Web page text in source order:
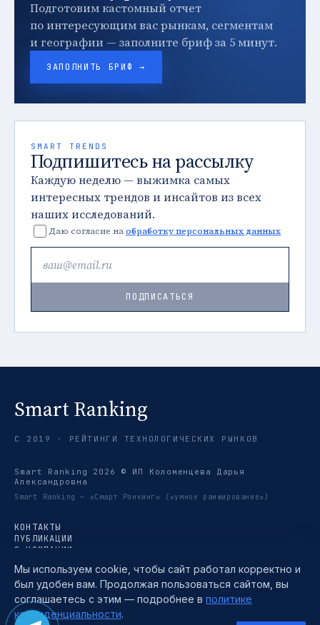
Подготовим кастомный отчет
по интересующим вас рынкам, сегментам
и географии — заполните бриф за 5 минут.
ЗАПОЛНИТЬ БРИФ →
SMART TRENDS
Подпишитесь на рассылку
Каждую неделю — выжимка самых
интересных трендов и инсайтов из всех
наших исследований.
Даю согласие наобработку персональных данных
ПОДПИСАТЬСЯ
Smart Ranking
С 2019 · РЕЙТИНГИ ТЕХНОЛОГИЧЕСКИХ РЫНКОВ
Smart Ranking 2026 © ИП Коломенцева Дарья
Александровна
Smart Ranking — «Смарт Рэнкинг» («умное ранжирование»)
КОНТАКТЫ
ПУБЛИКАЦИИ
О КОМПАНИИ
ТРЕНДЫ
МЕТОДИКА
TELEGRAM →
ПОЛИТИКА КОНФИДЕНЦИАЛЬНОСТИ
ПОЛЬЗОВАТЕЛЬСКОЕ СОГЛАШЕНИЕ
Мы используем cookie, чтобы сайт работал корректно и
был удобен вам. Продолжая пользоваться сайтом, вы
соглашаетесь с этим — подробнее в политике
конфиденциальности.